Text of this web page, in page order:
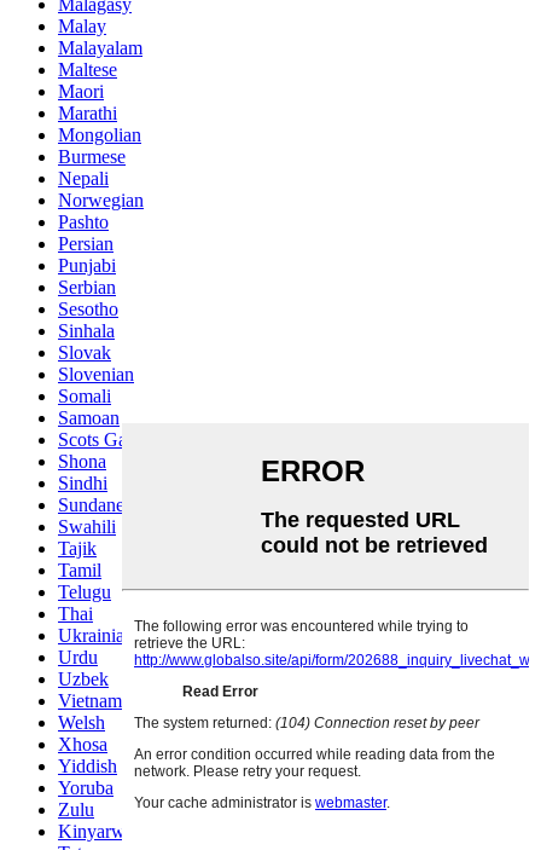
Malagasy
Malay
Malayalam
Maltese
Maori
Marathi
Mongolian
Burmese
Nepali
Norwegian
Pashto
Persian
Punjabi
Serbian
Sesotho
Sinhala
Slovak
Slovenian
Somali
Samoan
Scots Gaelic
Shona
Sindhi
Sundanese
Swahili
Tajik
Tamil
Telugu
Thai
Ukrainian
Urdu
Uzbek
Vietnamese
Welsh
Xhosa
Yiddish
Yoruba
Zulu
Kinyarwanda